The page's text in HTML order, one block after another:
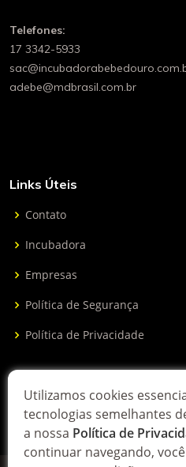
Utilizamos cookies
tecnologias semelhantes
a nossa Política de
continuar navegando,
Telefones:
17 3342-5933
adebe@mdbrasil.com.br
Links Úteis
Contato
Incubadora
Empresas
Política de Segurança
Política de Privacidade